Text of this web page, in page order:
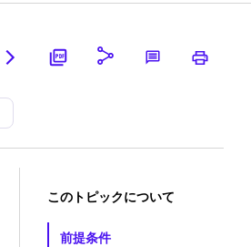
このトピックについて
前提条件